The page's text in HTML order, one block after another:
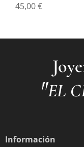
45,00€
"EL
Información